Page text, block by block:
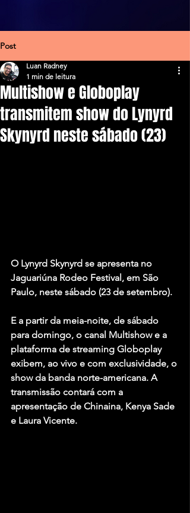
Post
Multishow e Globoplay
transmitem show do Lynyrd
Skynyrd neste sábado (23)
Luan Radney
1 min de leitura
O Lynyrd Skynyrd se apresenta no
Jaguariúna Rodeo Festival, em São
Paulo, neste sábado (23 de setembro).
E a partir da meia-noite, de sábado
para domingo, o canal Multishow e a
plataforma de streaming Globoplay
exibem, ao vivo e com exclusividade, o
show da banda norte-americana. A
transmissão contará com a
apresentação de Chinaina, Kenya Sade
e Laura Vicente.